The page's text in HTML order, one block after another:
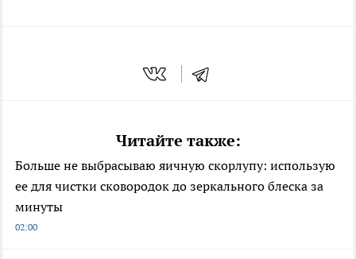
Читайте также:
Больше не выбрасываю яичную скорлупу: использую
ее для чистки сковородок до зеркального блеска за
минуты
02:00